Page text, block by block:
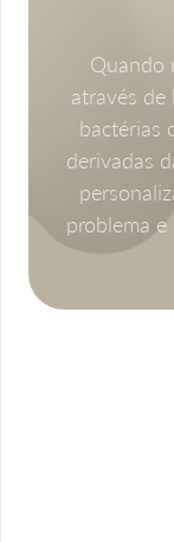
Quando
através
bactérias
derivadas
problema